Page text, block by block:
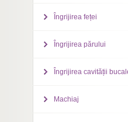
Îngrijirea feței
Îngrijirea părului
Îngrijirea cavității
Machiaj